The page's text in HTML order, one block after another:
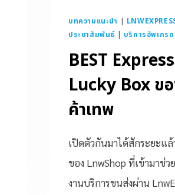
บทความแนะนำ |
ประชาสัมพันธ์ | บริการอัพเกรด
BEST
Lucky Box ขอ
ค้าเทพ
เปิดตัวกันมาได้สักระยะแล้
ของ LnwShop ที่เข้ามาช่
งานบริการขนส่งผ่าน